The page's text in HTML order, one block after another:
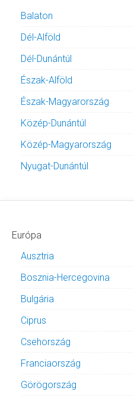
Balaton
Dél-Alföld
Dél-Dunántúl
Észak-Alföld
Észak-Magyarország
Közép-Dunántúl
Közép-Magyarország
Nyugat-Dunántúl
Európa
Ausztria
Bosznia-Hercegovina
Bulgária
Ciprus
Csehország
Franciaország
Görögország